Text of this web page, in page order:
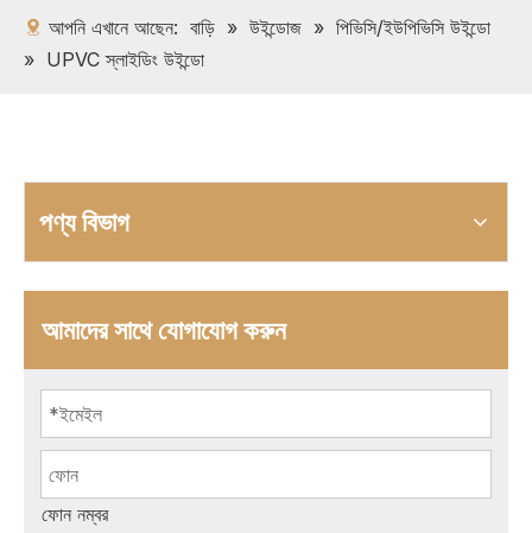
আপনি এখানে আছেন: বাড়ি » উইন্ডোজ » পিভিসি/ইউপিভিসি উইন্ডো
» UPVC স্লাইডিং উইন্ডো
পণ্য বিভাগ
আমাদের সাথে যোগাযোগ করুন
ফোন নম্বর